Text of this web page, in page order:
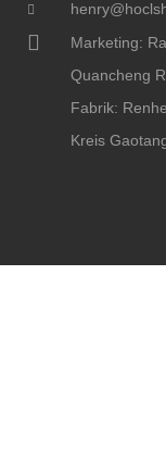
Marketing:
Quancheng
Fabrik:
Kreis